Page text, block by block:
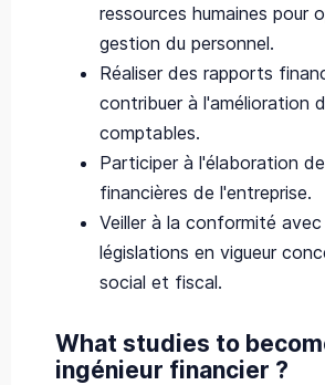
ressources humaines pour
gestion du personnel.
Réaliser des rapports
contribuer à l'amélioration
comptables.
Participer à l'élaboration
financières de l'entreprise.
Veiller à la conformité avec
législations en vigueur
social et fiscal.
What studies to
ingénieur financier ?